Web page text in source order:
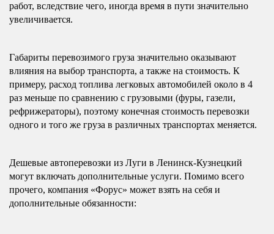
работ, вследствие чего, иногда время в пути значительно
увеличивается.
Габариты перевозимого груза значительно оказывают
влияния на выбор транспорта, а также на стоимость. К
примеру, расход топлива легковых автомобилей около в 4
раз меньше по сравнению с грузовыми (фуры, газели,
рефрижераторы), поэтому конечная стоимость перевозки
одного и того же груза в различных транспортах меняется.
Дешевые автоперевозки из Луги в Ленинск-Кузнецкий
могут включать дополнительные услуги. Помимо всего
прочего, компания «Форус» может взять на себя и
дополнительные обязанности: